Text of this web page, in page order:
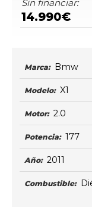
Sin financiar:
14.990€
Marca: Bmw
Modelo: X1
Motor: 2.0
Potencia: 177
Año: 2011
Combustible: